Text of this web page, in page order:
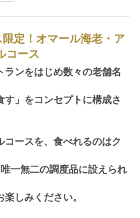
定！オマール海老・ア
コース
ランをはじめ数々の老舗名
す」をコンセプトに構成さ
ースを、食べれるのはク
一無二の調度品に設えられ
しみください。